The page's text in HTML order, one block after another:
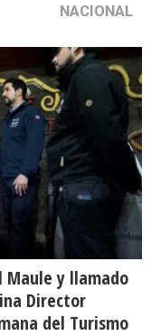
NACIONAL
Maule y llamado
Director
del Turismo